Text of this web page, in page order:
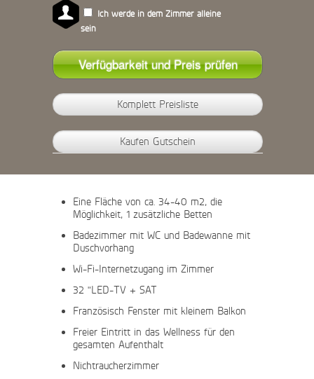
Ich werde in dem Zimmer alleine
sein
Komplett Preisliste
Kaufen Gutschein
Eine Fläche von ca. 34-40 m2, die
Möglichkeit, 1 zusätzliche Betten
Badezimmer mit WC und Badewanne mit
Duschvorhang
Wi-Fi-Internetzugang im Zimmer
32 "LED-TV + SAT
Französisch Fenster mit kleinem Balkon
Freier Eintritt in das Wellness für den
gesamten Aufenthalt
Nichtraucherzimmer